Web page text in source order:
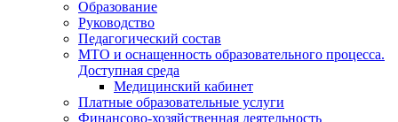
Образование
Руководство
Педагогический состав
МТО и оснащенность образовательного процесса.
Доступная среда
Медицинский кабинет
Платные образовательные услуги
Финансово-хозяйственная деятельность